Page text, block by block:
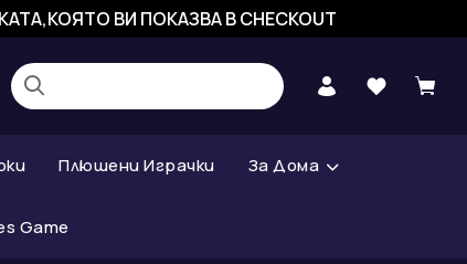
ВИ ПОКАЗВА В CHECKOUT
Плюшени Играчки За Дома
Game